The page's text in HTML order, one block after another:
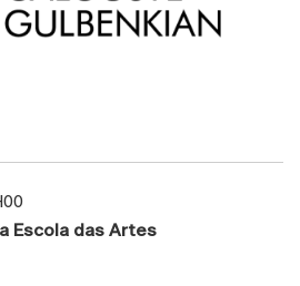
00
Escola das Artes